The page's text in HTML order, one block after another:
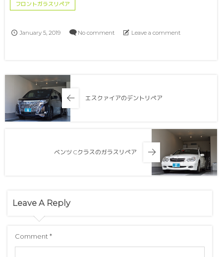
フロントガラスリペア
January 5,2019 No comment Leave a comment
エスクァイアのデントリペア
ベンツ Cクラスのガラスリペア
Leave A Reply
Comment *